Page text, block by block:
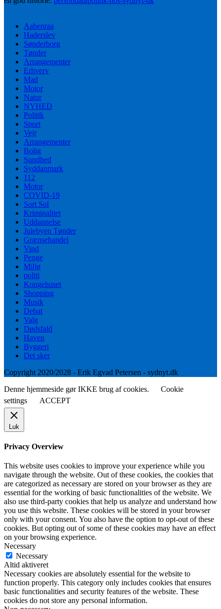
Aabenraa
Haderslev
Sønderborg
Tønder
Arrangementer
Erhverv
Mad
Motor
Natur
NYHED
Politik
Sport
Vejr
Arrangementer
Bolig
Sundhed
Syddanmark
112
Motor
COVID-19
Sort Sol
Kriminalitet
Uddannelse
Julebyen Tønder
Grænsehandel
Vind
Penge
Miljø
politi
Kongehuset
Shopping
Musik
Debat
Valg
Dødsfald
Haven
Byggeri
Det sker
Copyright 2020/2028 - Erik Egvad Petersen - sydnyt.dk
Denne hjemmeside gør IKKE brug af cookies.
Cookie
settings
ACCEPT
Luk
Privacy Overview
This website uses cookies to improve your experience while you
navigate through the website. Out of these cookies, the cookies that
are categorized as necessary are stored on your browser as they are
essential for the working of basic functionalities of the website. We
also use third-party cookies that help us analyze and understand how
you use this website. These cookies will be stored in your browser
only with your consent. You also have the option to opt-out of these
cookies. But opting out of some of these cookies may have an effect
on your browsing experience.
Necessary
Necessary
Altid aktiveret
Necessary cookies are absolutely essential for the website to
function properly. This category only includes cookies that ensures
basic functionalities and security features of the website. These
cookies do not store any personal information.